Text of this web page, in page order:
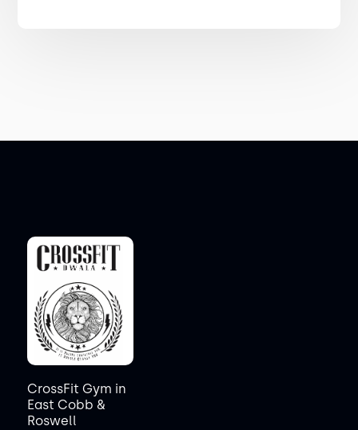
CrossFit Gym in
East Cobb &
Roswell